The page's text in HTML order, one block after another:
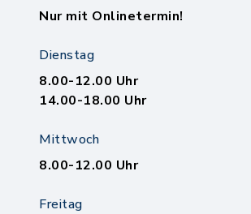
Nur mit Onlinetermin!
Dienstag
8.00-12.00 Uhr
14.00-18.00 Uhr
Mittwoch
8.00-12.00 Uhr
Freitag